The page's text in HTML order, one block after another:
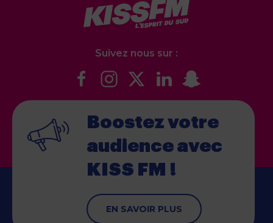
Suivez nous sur :
Boostez votre
audience avec
KISS FM !
EN SAVOIR PLUS